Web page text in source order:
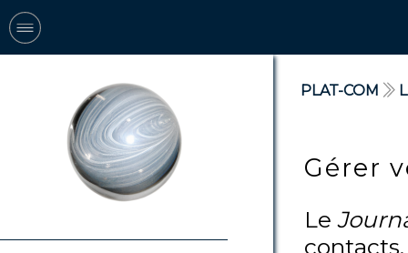
PLAT-COM
Gérer
Le